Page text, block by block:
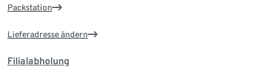
Packstation
Lieferadresse ändern
Filialabholung